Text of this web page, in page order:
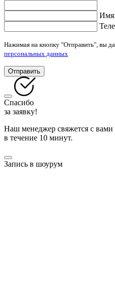
Имя:
Нажимая на кнопку "Отправить", вы
персональных данных
Отправить
Спасибо
за заявку!
Наш менеджер свяжется с вами
в течение 10 минут.
Запись в шоурум